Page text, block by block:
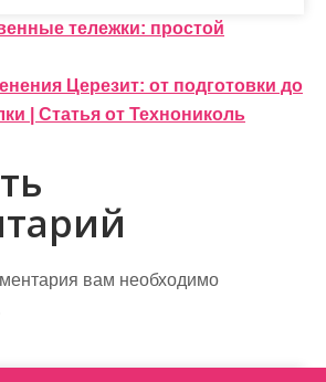
тележки: простой
Церезит: от подготовки до
| Статья от Технониколь
вам необходимо